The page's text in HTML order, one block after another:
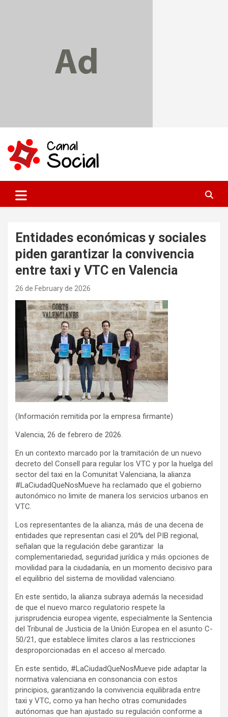
content
Canal Social
Entidades económicas y sociales
piden garantizar la convivencia
entre taxi y VTC en Valencia
26 de February de 2026
(Información remitida por la empresa firmante)
Valencia, 26 de febrero de 2026.
En un contexto marcado por la tramitación de un nuevo
decreto del Consell para regular los VTC y por la huelga del
sector del taxi en la Comunitat Valenciana, la alianza
#LaCiudadQueNosMueve ha reclamado que el gobierno
autonómico no limite de manera los servicios urbanos en
VTC.
Los representantes de la alianza, más de una decena de
entidades que representan casi el 20% del PIB regional,
señalan que la regulación debe garantizar la
complementariedad, seguridad jurídica y más opciones de
movilidad para la ciudadanía, en un momento decisivo para
el equilibrio del sistema de movilidad valenciano.
En este sentido, la alianza subraya además la necesidad
de que el nuevo marco regulatorio respete la
jurisprudencia europea vigente, especialmente la Sentencia
del Tribunal de Justicia de la Unión Europea en el asunto C-
50/21, que establece límites claros a las restricciones
desproporcionadas en el acceso al mercado.
En este sentido, #LaCiudadQueNosMueve pide adaptar la
normativa valenciana en consonancia con estos
principios, garantizando la convivencia equilibrada entre
taxi y VTC, como ya han hecho otras comunidades
autónomas que han ajustado su regulación conforme a